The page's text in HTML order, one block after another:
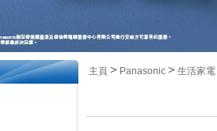
主頁 > Panasonic > 生活家電